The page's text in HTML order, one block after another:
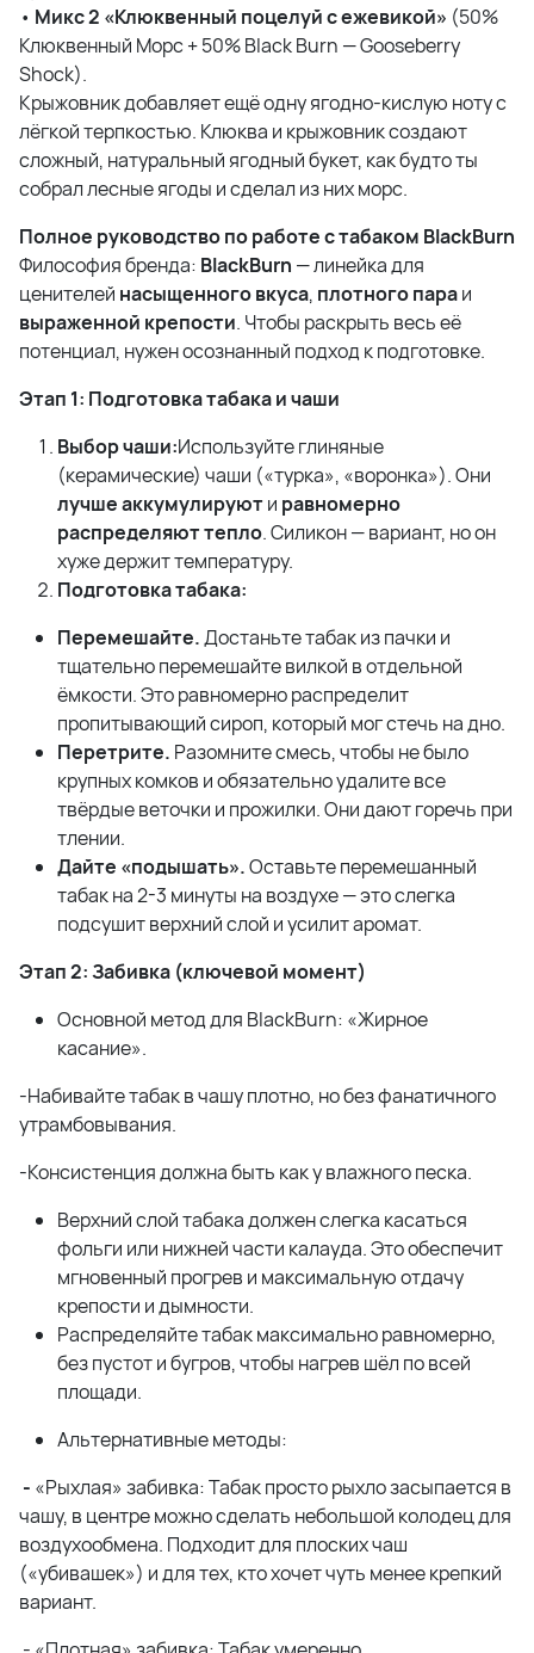
• Микс 2 «Клюквенный поцелуй с ежевикой» (50%
Клюквенный Морс + 50% Black Burn — Gooseberry
Shock).
Крыжовник добавляет ещё одну ягодно-кислую ноту с
лёгкой терпкостью. Клюква и крыжовник создают
сложный, натуральный ягодный букет, как будто ты
собрал лесные ягоды и сделал из них морс.
Полное руководство по работе с табаком BlackBurn
Философия бренда: BlackBurn — линейка для
ценителей насыщенного вкуса, плотного параи
выраженной крепости. Чтобы раскрыть весь её
потенциал, нужен осознанный подход к подготовке.
Этап 1: Подготовка табака и чаши
Выбор чаши:Используйте глиняные
(керамические) чаши («турка», «воронка»). Они
лучше аккумулируюти равномерно
распределяют тепло. Силикон — вариант, но он
хуже держит температуру.
Подготовка табака:
Перемешайте.Достаньте табак из пачки и
тщательно перемешайте вилкой в отдельной
ёмкости. Это равномерно распределит
пропитывающий сироп, который мог стечь на дно.
Перетрите. Разомните смесь, чтобы не было
крупных комков и обязательно удалите все
твёрдые веточки и прожилки. Они дают горечь при
тлении.
Дайте «подышать».Оставьте перемешанный
табак на 2-3 минуты на воздухе — это слегка
подсушит верхний слой и усилит аромат.
Этап 2: Забивка (ключевой момент)
Основной метод для BlackBurn: «Жирное
касание».
-Набивайте табак в чашу плотно, но без фанатичного
утрамбовывания.
-Консистенция должна быть как у влажного песка.
Верхний слой табака должен слегка касаться
фольги или нижней части калауда. Это обеспечит
мгновенный прогрев и максимальную отдачу
крепости и дымности.
Распределяйте табак максимально равномерно,
без пустот и бугров, чтобы нагрев шёл по всей
площади.
Альтернативные методы:
- «Рыхлая» забивка: Табак просто рыхло засыпается в
чашу, в центре можно сделать небольшой колодец для
воздухообмена. Подходит для плоских чаш
(«убивашек») и для тех, кто хочет чуть менее крепкий
вариант.